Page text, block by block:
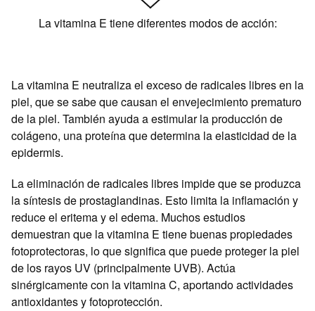
La vitamina E tiene diferentes modos de acción:
La vitamina E neutraliza el exceso de radicales libres en la
piel, que se sabe que causan el envejecimiento prematuro
de la piel. También ayuda a estimular la producción de
colágeno, una proteína que determina la elasticidad de la
epidermis.
La eliminación de radicales libres impide que se produzca
la síntesis de prostaglandinas. Esto limita la inflamación y
reduce el eritema y el edema. Muchos estudios
demuestran que la vitamina E tiene buenas propiedades
fotoprotectoras, lo que significa que puede proteger la piel
de los rayos UV (principalmente UVB). Actúa
sinérgicamente con la vitamina C, aportando actividades
antioxidantes y fotoprotección.